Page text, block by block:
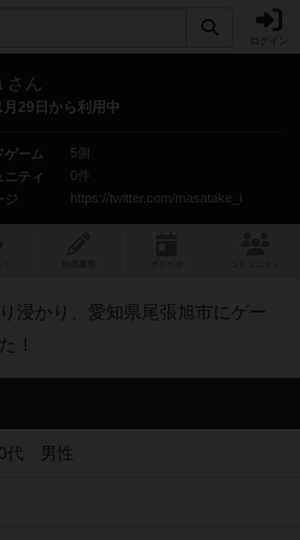
さん
29日から利用中
ゲーム
5個
ニティ
0件
ジ
https://twitter.com/masatake_i
浸かり、愛知県尾張旭市にゲー
！
代 男性